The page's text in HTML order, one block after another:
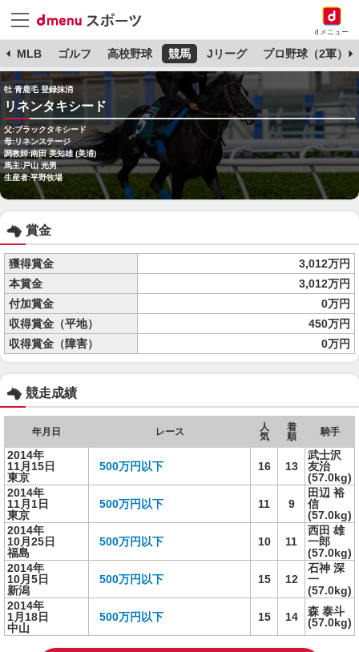
dメニュー
MLB ゴルフ 高校野球 競馬 Jリーグ プロ野球（2軍）
牡 青鹿毛 登録抹消
リネンタキシード
父:ブラックタキシード
母:リネンステージ
調教師:南田 美知雄 (美浦)
馬主:戸山 光男
生産者:平野牧場
賞金
獲得賞金
3,012万円
本賞金
3,012万円
付加賞金
0万円
収得賞金（平地）
450万円
収得賞金（障害）
0万円
競走成績
年月日 レース
人
気
着
順
騎手
2014年
11月15日
東京
500万円以下 16 13
武士沢
友治
(57.0kg)
2014年
11月1日
東京
500万円以下 11 9
田辺 裕
信
(57.0kg)
2014年
10月25日
福島
500万円以下 10 11
西田 雄
一郎
(57.0kg)
2014年
10月5日
新潟
500万円以下 15 12
石神 深
一
(57.0kg)
2014年
1月18日
中山
500万円以下 15 14
森 泰斗
(57.0kg)